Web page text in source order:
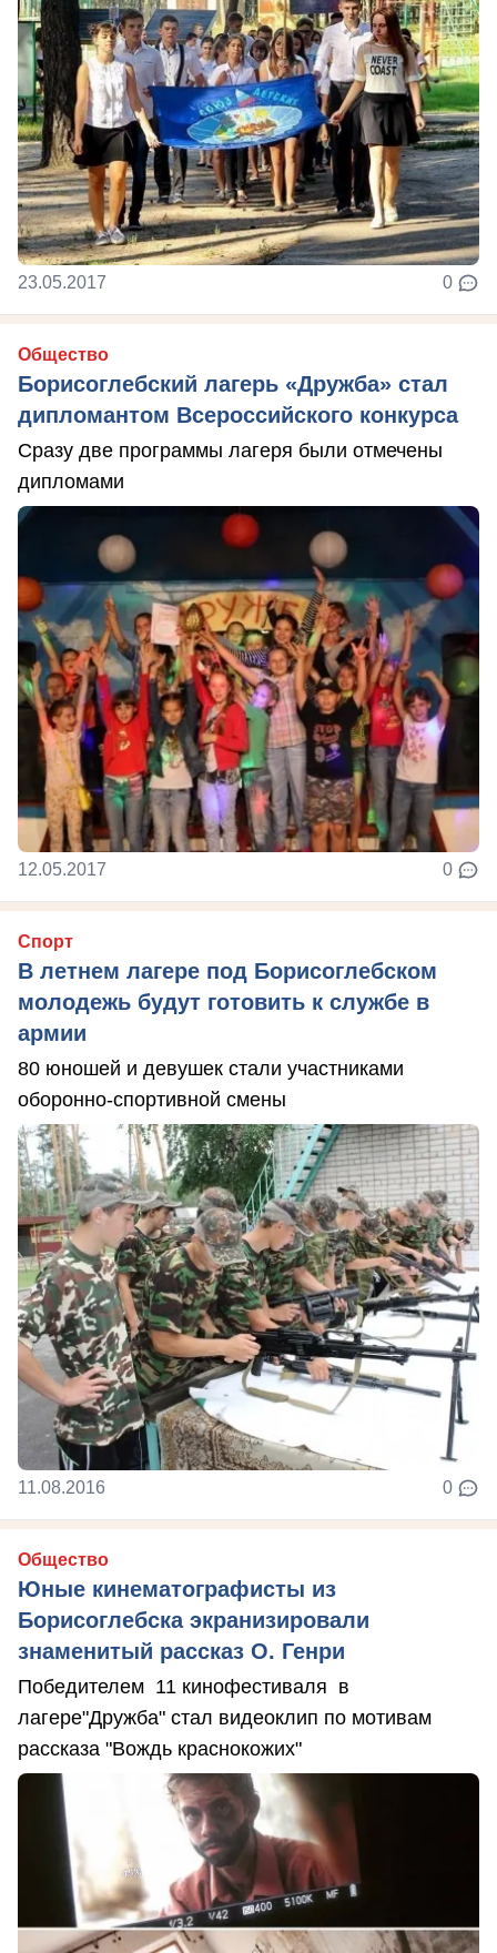
23.05.2017 0
Общество
Борисоглебский лагерь «Дружба» стал
дипломантом Всероссийского конкурса
Сразу две программы лагеря были отмечены
дипломами
12.05.2017 0
Спорт
В летнем лагере под Борисоглебском
молодежь будут готовить к службе в
армии
80 юношей и девушек стали участниками
оборонно-спортивной смены
11.08.2016 0
Общество
Юные кинематографисты из
Борисоглебска экранизировали
знаменитый рассказ О. Генри
Победителем 11 кинофестиваля в
лагере"Дружба" стал видеоклип по мотивам
рассказа "Вождь краснокожих"